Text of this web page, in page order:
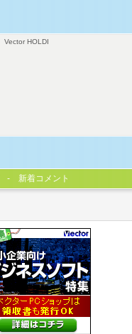
Vector HOLDI
新着コメント